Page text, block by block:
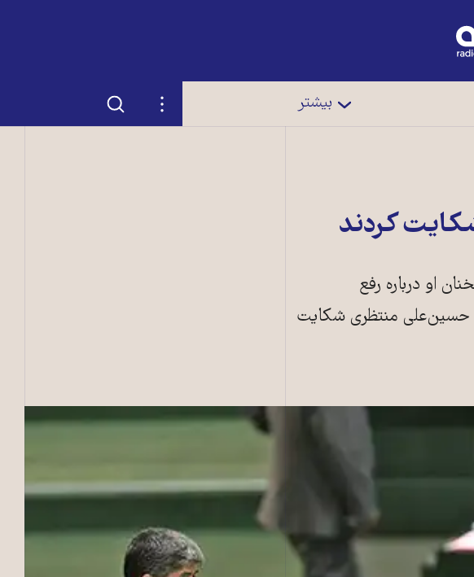
بیشتر تنظیمات جستجو
کردند
او درباره رفع
حسين‌علی منتظری شکايت